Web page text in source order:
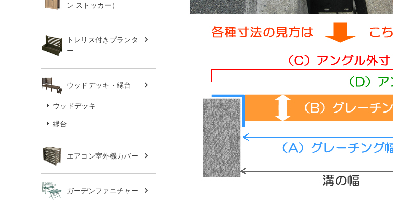
ン ストッカー）
トレリス付きプランタ
ー
ウッドデッキ・縁台
ウッドデッキ
縁台
エアコン室外機カバー
ガーデンファニチャー